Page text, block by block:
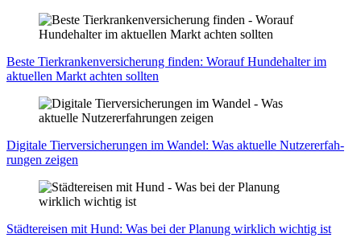
Bes­te Tier­kran­ken­ver­si­che­rung fin­den: Wor­auf Hun­de­hal­ter im
aktu­el­len Markt ach­ten soll­ten
Digi­ta­le Tier­ver­si­che­run­gen im Wan­del: Was aktu­el­le Nut­zer­er­fah­
run­gen zei­gen
Städ­te­rei­sen mit Hund: Was bei der Pla­nung wirk­lich wich­tig ist